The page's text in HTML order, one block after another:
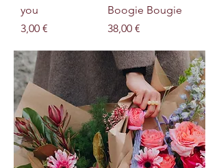
you
Preis
3,00 €
Boogie Bougie
Preis
38,00 €